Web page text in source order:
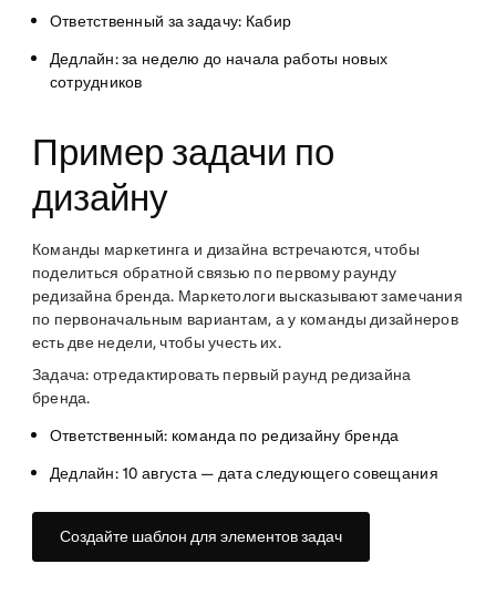
Ответственный за задачу: Кабир
Дедлайн: за неделю до начала работы новых
сотрудников
Пример задачи по
дизайну
Команды маркетинга и дизайна встречаются, чтобы
поделиться обратной связью по первому раунду
редизайна бренда. Маркетологи высказывают замечания
по первоначальным вариантам, а у команды дизайнеров
есть две недели, чтобы учесть их.
Задача: отредактировать первый раунд редизайна
бренда.
Ответственный: команда по редизайну бренда
Дедлайн: 10 августа — дата следующего совещания
Создайте шаблон для элементов задач